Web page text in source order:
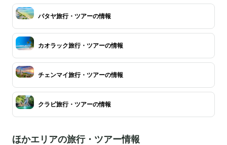
パタヤ旅行・ツアーの情報
カオラック旅行・ツアーの情報
チェンマイ旅行・ツアーの情報
クラビ旅行・ツアーの情報
ほかエリアの旅行・ツアー情報